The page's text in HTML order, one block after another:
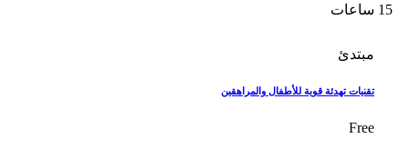
ساعات
مبتدئ
تقنيات تهدئة قوية للأطفال والمراهقين
Free